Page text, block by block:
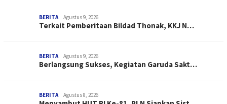
BERITA Agustus 9, 2026
Terkait Pemberitaan Bildad Thonak, KKJ N…
BERITA Agustus 9, 2026
Berlangsung Sukses, Kegiatan Garuda Sakt…
BERITA Agustus 8, 2026